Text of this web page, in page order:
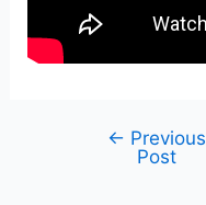
navigation
← Previous
Post